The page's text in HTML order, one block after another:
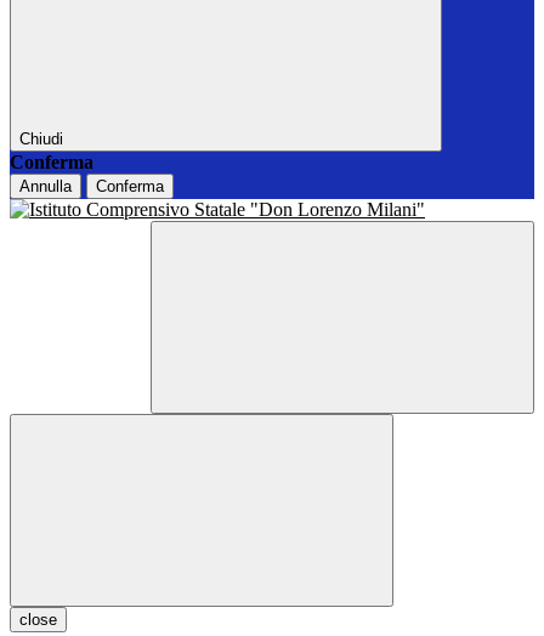
Chiudi
Conferma
Annulla Conferma
close